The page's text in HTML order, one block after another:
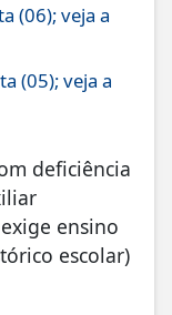
(06); veja a
(05); veja a
deficiência
ensino
escolar)